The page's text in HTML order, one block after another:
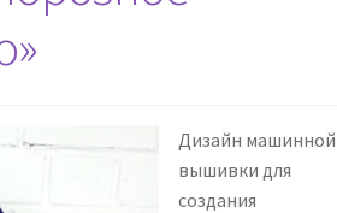
Дизайн машинной
вышивки для
создания